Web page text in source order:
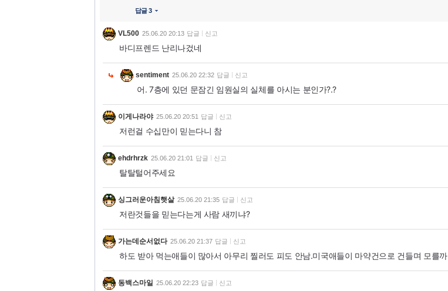
답글 3
VL500 25.06.20 20:13 답글 신고
바디프렌드 난리나겄네
sentiment 25.06.20 22:32 답글 신고
어. 7층에 있던 문잠긴 임원실의 실체를 아시는 분인가?.?
이게나라야 25.06.20 20:51 답글 신고
저런걸 수십만이 믿는다니 참
ehdrhrzk 25.06.20 21:01 답글 신고
탈탈털어주세요
싱그러운아침햇살 25.06.20 21:35 답글 신고
저란것들을 믿는다는게 사람 새끼냐?
가는데순서없다 25.06.20 21:37 답글 신고
하도 받아 먹는애들이 많아서 아무리 찔러도 피도 안남.미국애들이 마약건으로 건들며 모를까
동백스마일 25.06.20 22:23 답글 신고